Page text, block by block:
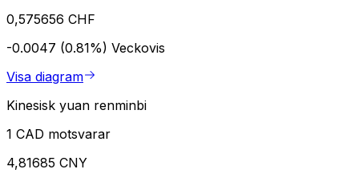
0,575656 CHF
-0.0047 (0.81%) Veckovis
Visa diagram
Kinesisk yuan renminbi
1 CAD motsvarar
4,81685 CNY